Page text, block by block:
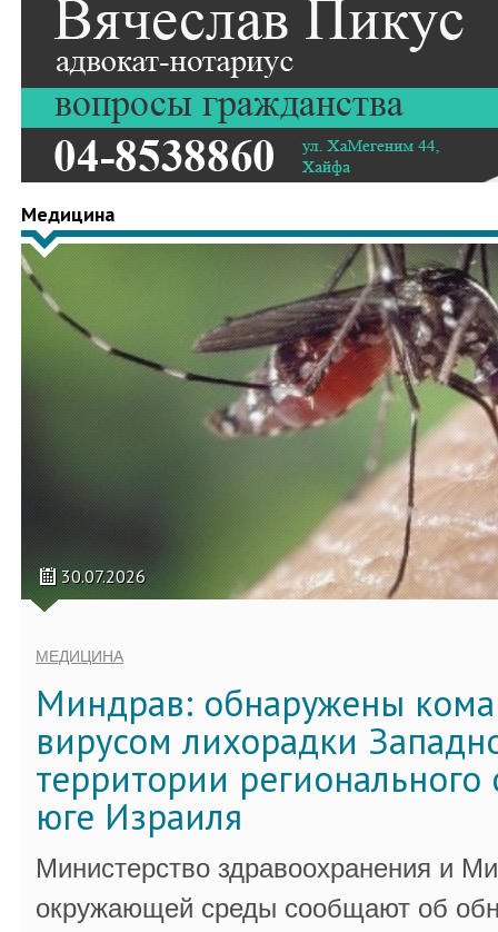
Медицина
30.07.2026
МЕДИЦИНА
Миндрав: обнаружены
вирусом лихорадки
территории регионального
юге Израиля
Министерство здравоохранения и
окружающей среды сообщают об